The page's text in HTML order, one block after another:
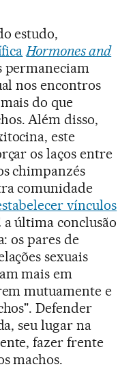
estudo,
Hormones and
permaneciam
nos encontros
do que
Além disso,
este
os laços entre
chimpanzés
comunidade
vínculos
a última conclusão
os pares de
sexuais
mais em
mutuamente e
Defender
seu lugar na
fazer frente
machos.